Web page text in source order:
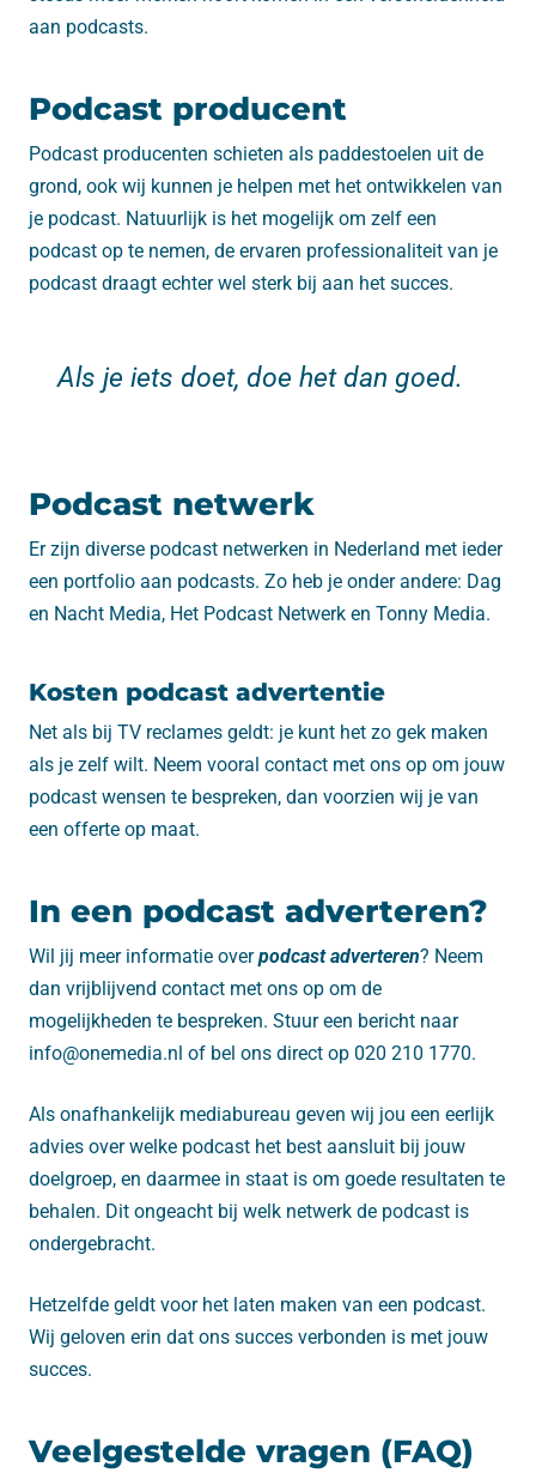
aan podcasts.
Podcast producent
Podcast producenten schieten als paddestoelen uit de
grond, ook wij kunnen je helpen met het ontwikkelen van
je podcast. Natuurlijk is het mogelijk om zelf een
podcast op te nemen, de ervaren professionaliteit van je
podcast draagt echter wel sterk bij aan het succes.
Als je iets doet, doe het dan goed.
Podcast netwerk
Er zijn diverse podcast netwerken in Nederland met ieder
een portfolio aan podcasts. Zo heb je onder andere: Dag
en Nacht Media, Het Podcast Netwerk en Tonny Media.
Kosten podcast advertentie
Net als bij TV reclames geldt: je kunt het zo gek maken
als je zelf wilt. Neem vooral contact met ons op om jouw
podcast wensen te bespreken, dan voorzien wij je van
een offerte op maat.
In een podcast adverteren?
Wil jij meer informatie overpodcast adverteren? Neem
dan vrijblijvend contact met ons op om de
mogelijkheden te bespreken. Stuur een bericht naar
info@onemedia.nl of bel ons direct op 020 210 1770.
Als onafhankelijk mediabureau geven wij jou een eerlijk
advies over welke podcast het best aansluit bij jouw
doelgroep, en daarmee in staat is om goede resultaten te
behalen. Dit ongeacht bij welk netwerk de podcast is
ondergebracht.
Hetzelfde geldt voor het laten maken van een podcast.
Wij geloven erin dat ons succes verbonden is met jouw
succes.
Veelgestelde vragen (FAQ)